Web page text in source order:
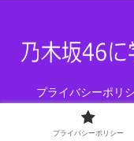
プライバシーポリ
© 2023 乃
プライバシーポリシー